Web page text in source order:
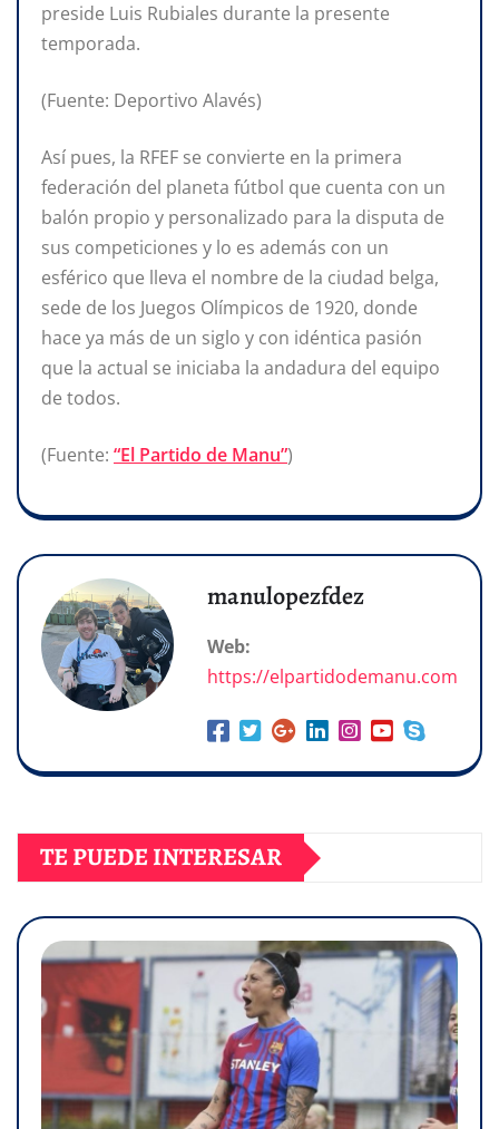
preside Luis Rubiales durante la presente
temporada.
(Fuente: Deportivo Alavés)
Así pues, la RFEF se convierte en la primera
federación del planeta fútbol que cuenta con un
balón propio y personalizado para la disputa de
sus competiciones y lo es además con un
esférico que lleva el nombre de la ciudad belga,
sede de los Juegos Olímpicos de 1920, donde
hace ya más de un siglo y con idéntica pasión
que la actual se iniciaba la andadura del equipo
de todos.
(Fuente: “El Partido de Manu”)
manulopezfdez
Web:
https://elpartidodemanu.com
TE PUEDE INTERESAR